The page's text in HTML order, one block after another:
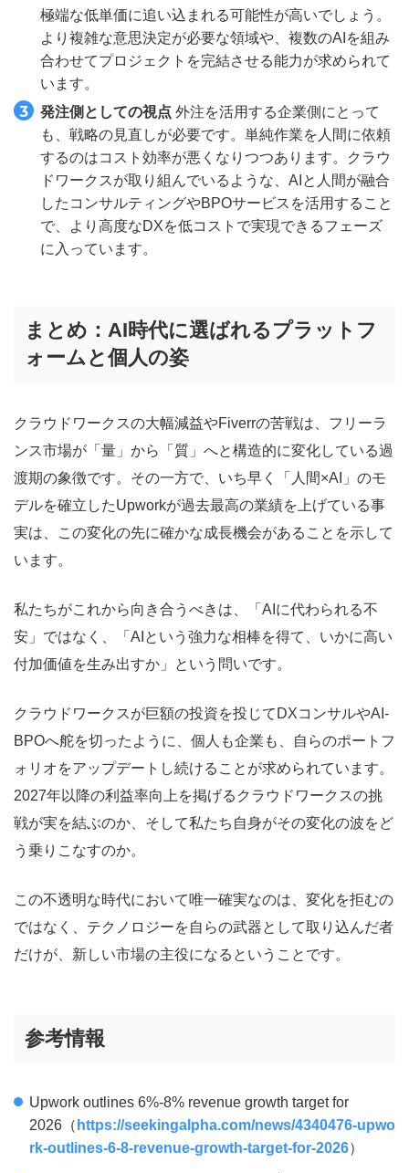
極端な低単価に追い込まれる可能性が高いでしょう。
より複雑な意思決定が必要な領域や、複数のAIを組み
合わせてプロジェクトを完結させる能力が求められて
います。
発注側としての視点 外注を活用する企業側にとって
も、戦略の見直しが必要です。単純作業を人間に依頼
するのはコスト効率が悪くなりつつあります。クラウ
ドワークスが取り組んでいるような、AIと人間が融合
したコンサルティングやBPOサービスを活用すること
で、より高度なDXを低コストで実現できるフェーズ
に入っています。
まとめ：AI時代に選ばれるプラットフ
ォームと個人の姿
クラウドワークスの大幅減益やFiverrの苦戦は、フリーラ
ンス市場が「量」から「質」へと構造的に変化している過
渡期の象徴です。その一方で、いち早く「人間×AI」のモ
デルを確立したUpworkが過去最高の業績を上げている事
実は、この変化の先に確かな成長機会があることを示して
います。
私たちがこれから向き合うべきは、「AIに代わられる不
安」ではなく、「AIという強力な相棒を得て、いかに高い
付加価値を生み出すか」という問いです。
クラウドワークスが巨額の投資を投じてDXコンサルやAI-
BPOへ舵を切ったように、個人も企業も、自らのポートフ
ォリオをアップデートし続けることが求められています。
2027年以降の利益率向上を掲げるクラウドワークスの挑
戦が実を結ぶのか、そして私たち自身がその変化の波をど
う乗りこなすのか。
この不透明な時代において唯一確実なのは、変化を拒むの
ではなく、テクノロジーを自らの武器として取り込んだ者
だけが、新しい市場の主役になるということです。
参考情報
Upwork outlines 6%-8% revenue growth target for
2026（ https://seekingalpha.com/news/4340476-upwo
rk-outlines-6-8-revenue-growth-target-for-2026）